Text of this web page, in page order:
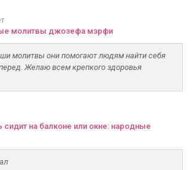
молитвы джозефа мэрфи
молитвы они помогают людям найти себя
Желаю всем крепкого здоровья
сидит на балконе или окне: народные